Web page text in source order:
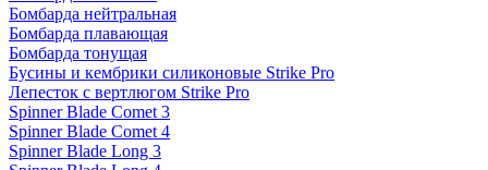
Бомбарда нейтральная
Бомбарда плавающая
Бомбарда тонущая
Бусины и кембрики силиконовые Strike Pro
Лепесток с вертлюгом Strike Pro
Spinner Blade Comet 3
Spinner Blade Comet 4
Spinner Blade Long 3